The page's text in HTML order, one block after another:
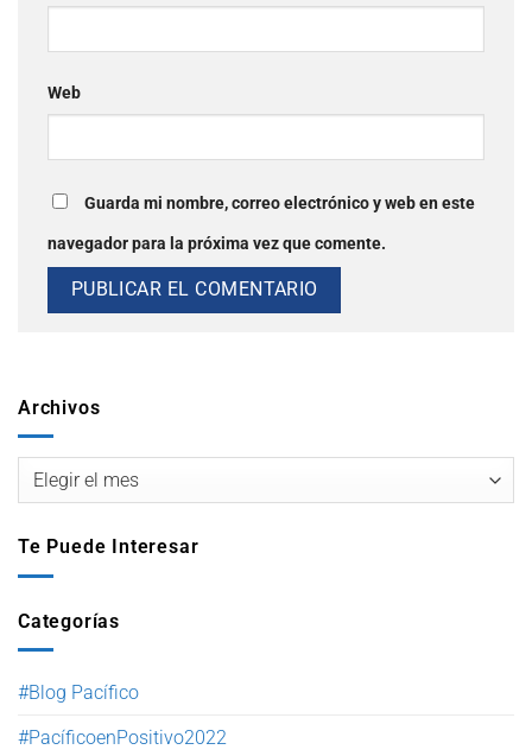
Archivos
Te Puede Interesar
Categorías
#Blog Pacífico
#PacíficoenPositivo2022
Web
Guarda mi nombre, correo electrónico y web en este
navegador para la próxima vez que comente.